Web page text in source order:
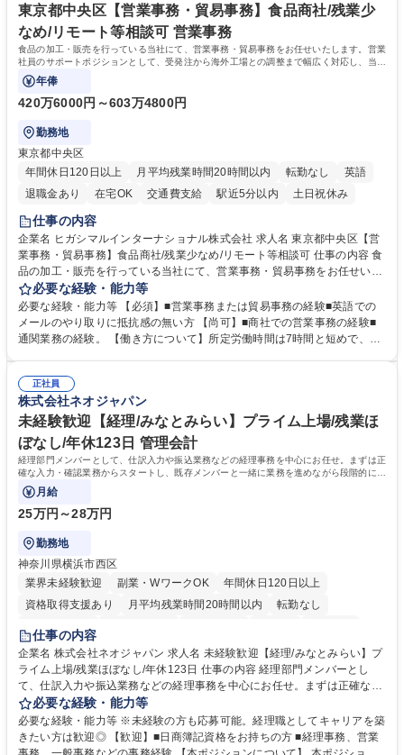
専修学校 高校 語学力： 資格：
東京都中央区【営業事務・貿易事務】食品商社/残業少
なめ/リモート等相談可 営業事務
食品の加工・販売を行っている当社にて、営業事務・貿易事務をお任せいたします。営業
社員のサポートポジションとして、受発注から海外工場との調整まで幅広く対応し、当社
事業の根幹を支えていただきます。
年俸
420万6000円～603万4800円
勤務地
東京都中央区
年間休日120日以上
月平均残業時間20時間以内 転勤なし
英語
退職金あり
在宅OK 交通費支給 駅近5分以内 土日祝休み
仕事の内容
企業名 ヒガシマルインターナショナル株式会社 求人名 東京都中央区【営
業事務・貿易事務】食品商社/残業少なめ/リモート等相談可 仕事の内容 食
品の加工・販売を行っている当社にて、営業事務・貿易事務をお任せいた
します。営業社員のサポートポジションとして、受発注から海外工場との
調整まで幅広く対応し、当社事業の根幹を支えていただきます。 ■受発注
業務、請求書発行 ■海外工場とのスケジュール調整 ■在庫管理 ■輸入書類
の確認・作成 ■配送手配 ■通関業者を通して行う輸出入業全般 ■倉庫との
ルプロデュースしているため、商品に関わる全ての業務をサポート頂きま
す。 募集職種 東京都中央区【営業事務・貿易事務】食品商社/残業少なめ/
リモート等相談可
必要な経験・能力等
必要な経験・能力等 【必須】■営業事務または貿易事務の経験■英語での
メールのやり取りに抵抗感の無い方 【尚可】■商社での営業事務の経験■
通関業務の経験。 【働き方について】所定労働時間は7時間と短めで、残
の強み】1991年の設立以来、外食産業を中心としたお客様の多様なニー
ズに沿った冷凍水産物等の生産・輸入・販売を一貫して手掛けています。
自社工場と海外拠点の強固な連携によるワンストップサービスが最大の強
みです。 学歴・資格 学歴：大学院 大学 語学力：英語 資格：
正社員
株式会社ネオジャパン
未経験歓迎【経理/みなとみらい】プライム上場/残業ほ
ぼなし/年休123日 管理会計
経理部門メンバーとして、仕訳入力や振込業務などの経理事務を中心にお任せ。まずは正
確な入力・確認業務からスタートし、既存メンバーと一緒に業務を進めながら段階的に経
理知識を身につけていただきます。
月給
25万円～28万円
勤務地
神奈川県横浜市西区
業界未経験歓迎
副業・WワークOK
年間休日120日以上
資格取得支援あり
月平均残業時間20時間以内
転勤なし
未経験者歓迎
完全週休2日制
交通費支給 駅近5分以内 土日祝休み
服装自由
寮・社宅あり
仕事の内容
企業名 株式会社ネオジャパン 求人名 未経験歓迎【経理/みなとみらい】プ
ライム上場/残業ほぼなし/年休123日 仕事の内容 経理部門メンバーとし
て、仕訳入力や振込業務などの経理事務を中心にお任せ。まずは正確な入
力・確認業務からスタートし、既存メンバーと一緒に業務を進めながら段
階的に経理知識を身につけていただきます。 【具体的には】 ■社内稟議に
基づく仕訳入力 ■月末の振込業務 ■明細作成 ■伝票処理、記帳業務 ■既存
メンバーの業務サポート 【将来的には】 ■月次決算補助 ■四半期・年次決
必要な経験・能力等
必要な経験・能力等 ※未経験の方も応募可能。経理職としてキャリアを築
きたい方は歓迎◎ 【歓迎】■日商簿記資格をお持ちの方 ■経理事務、営業